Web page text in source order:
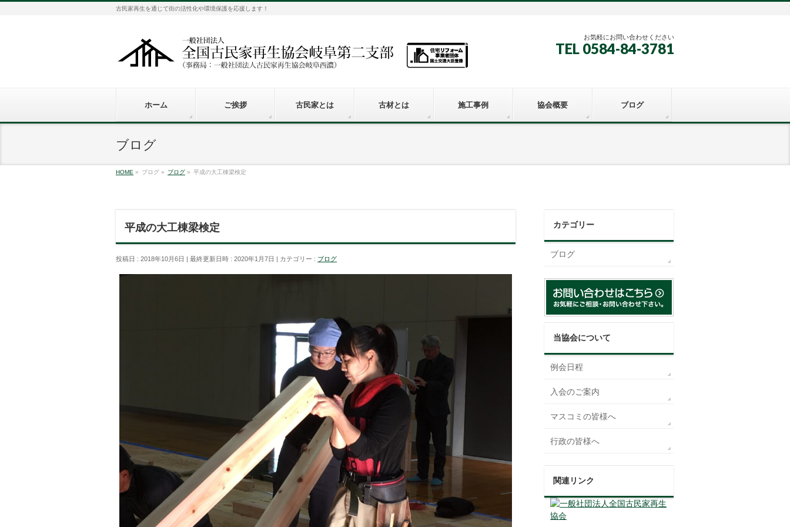
古民家再生を通じて街の活性化や環境保護を応援します！
お気軽にお問い合わせください
TEL 0584-84-3781
ホーム ご挨拶 古民家とは 古材とは 施工事例 協会概要 ブログ
ブログ
HOME » ブログ » ブログ » 平成の大工棟梁検定
平成の大工棟梁検定
投稿日 : 2018年10月6日 最終更新日時 : 2020年1月7日 カテゴリー : ブログ
カテゴリー
ブログ
当協会について
例会日程
入会のご案内
マスコミの皆様へ
行政の皆様へ
関連リンク